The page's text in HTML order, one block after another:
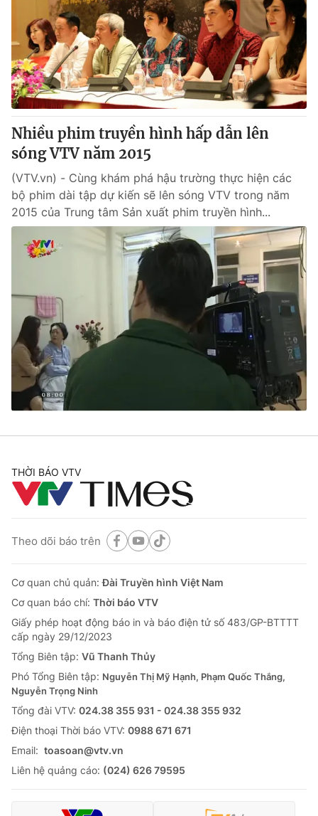
Nhiều phim truyền hình hấp dẫn lên
sóng VTV năm 2015
(VTV.vn) - Cùng khám phá hậu trường thực hiện các
bộ phim dài tập dự kiến sẽ lên sóng VTV trong năm
2015 của Trung tâm Sản xuất phim truyền hình...
THỜI BÁO VTV
Theo dõi báo trên
Cơ quan chủ quản:Đài Truyền hình Việt Nam
Cơ quan báo chí: Thời báo VTV
Giấy phép hoạt động báo in và báo điện tử số 483/GP-BTTTT
cấp ngày 29/12/2023
Tổng Biên tập: Vũ Thanh Thủy
Phó Tổng Biên tập: Nguyễn Thị Mỹ Hạnh, Phạm Quốc Thắng,
Nguyễn Trọng Ninh
Tổng đài VTV: 024.38 355 931 - 024.38 355 932
Ðiện thoại Thời báo VTV: 0988 671 671
Email: toasoan@vtv.vn
Liên hệ quảng cáo: (024) 626 79595